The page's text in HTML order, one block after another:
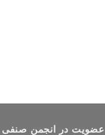
عضویت در انجمن صنفی